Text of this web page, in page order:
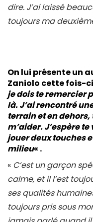
dire. J’ai laissé
toujours ma
On lui présente un
Zaniolo cette fois-ci
je dois te remercier
là. J’ai rencontré
terrain et en
m’aider. J’espère
jouer deux touches
milieu« .
« C’est un garçon
calme, et il l’est
ses qualités
toujours pris sous